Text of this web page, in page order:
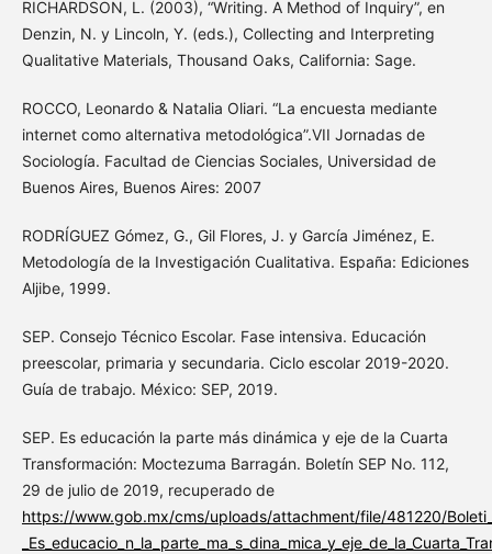
RICHARDSON, L. (2003), “Writing. A Method of Inquiry”, en
Denzin, N. y Lincoln, Y. (eds.), Collecting and Interpreting
Qualitative Materials, Thousand Oaks, California: Sage.
ROCCO, Leonardo & Natalia Oliari. “La encuesta mediante
internet como alternativa metodológica”.VII Jornadas de
Sociología. Facultad de Ciencias Sociales, Universidad de
Buenos Aires, Buenos Aires: 2007
RODRÍGUEZ Gómez, G., Gil Flores, J. y García Jiménez, E.
Metodología de la Investigación Cualitativa. España: Ediciones
Aljibe, 1999.
SEP. Consejo Técnico Escolar. Fase intensiva. Educación
preescolar, primaria y secundaria. Ciclo escolar 2019-2020.
Guía de trabajo. México: SEP, 2019.
SEP. Es educación la parte más dinámica y eje de la Cuarta
Transformación: Moctezuma Barragán. Boletín SEP No. 112,
29 de julio de 2019, recuperado de
https://www.gob.mx/cms/uploads/attachment/file/481220/